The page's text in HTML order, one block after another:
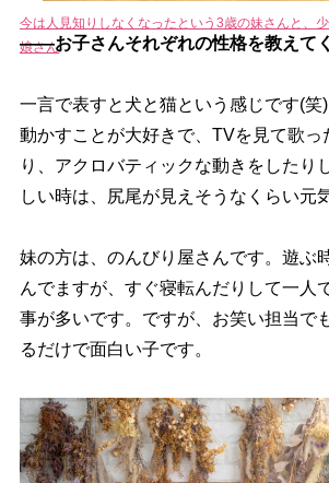
今は人見知りしなくなったという3歳の妹さんと、
娘さん
――お子さんそれぞれの性格を教えてく
一言で表すと犬と猫という感じです(笑
動かすことが大好きで、TVを見て歌っ
り、アクロバティックな動きをしたり
しい時は、尻尾が見えそうなくらい元
妹の方は、のんびり屋さんです。遊ぶ
んでますが、すぐ寝転んだりして一人
事が多いです。ですが、お笑い担当で
るだけで面白い子です。